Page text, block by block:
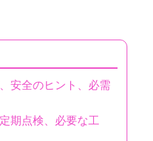
安全のヒント、必需
期点検、必要な工